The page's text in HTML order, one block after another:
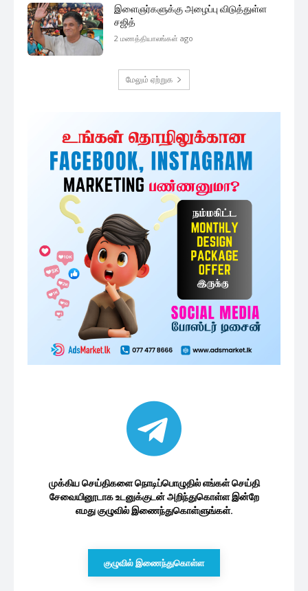
இளைஞர்களுக்கு அழைப்பு விடுத்துள்ள
சஜித்
2 மணத்தியாலங்கள் ago
மேலும் ஏற்றுக
முக்கிய செய்திகளை நொடிப்பொழுதில் எங்கள் செய்தி
சேவையினூடாக உடனுக்குடன் அறிந்துகொள்ள இன்றே
எமது குழுவில் இணைந்துகொள்ளுங்கள்.
குழுவில் இணைந்துகொள்ள